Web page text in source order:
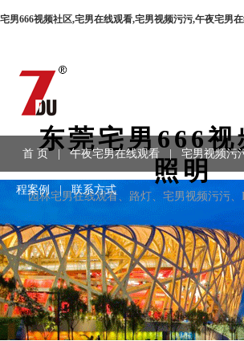
宅男666视频社区,宅男在线观看,宅男视频污污,午夜宅男
东莞宅男666
照明
园林宅男在线观看、路灯、宅男视频污污
首 页 午夜宅男在线观看 宅男视频污
程案例 | 联系方式